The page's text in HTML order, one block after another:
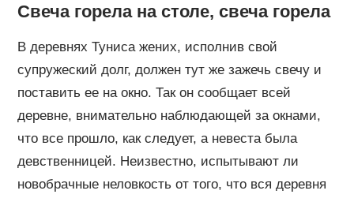
Свеча горела на столе, свеча горела
В деревнях Туниса жених, исполнив свой
супружеский долг, должен тут же зажечь свечу и
поставить ее на окно. Так он сообщает всей
деревне, внимательно наблюдающей за окнами,
что все прошло, как следует, а невеста была
девственницей. Неизвестно, испытывают ли
новобрачные неловкость от того, что вся деревня